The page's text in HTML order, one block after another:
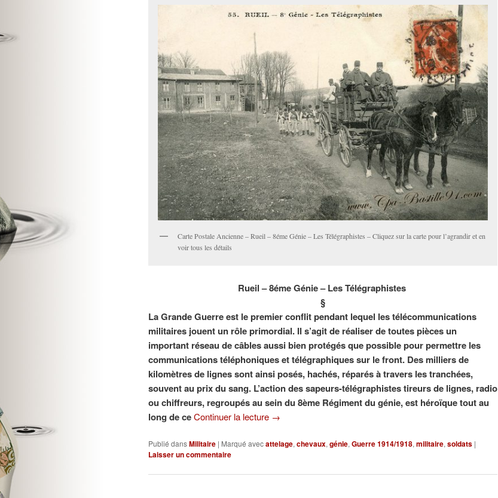
Carte Postale Ancienne – Rueil – 8éme Génie – Les Télégraphistes – Cliquez sur la carte pour l’agrandir et en
voir tous les détails
Rueil – 8éme Génie – Les Télégraphistes
§
La Grande Guerre est le premier conflit pendant lequel les télécommunications
militaires jouent un rôle primordial. Il s’agit de réaliser de toutes pièces un
important réseau de câbles aussi bien protégés que possible pour permettre les
communications téléphoniques et télégraphiques sur le front. Des milliers de
kilomètres de lignes sont ainsi posés, hachés, réparés à travers les tranchées,
souvent au prix du sang. L’action des sapeurs-télégraphistes tireurs de lignes, radio
ou chiffreurs, regroupés au sein du 8ème Régiment du génie, est héroïque tout au
long de ceContinuer la lecture →
Publié dansMilitaire | Marqué avecattelage, chevaux, génie, Guerre 1914/1918, militaire, soldats |
Laisser un commentaire